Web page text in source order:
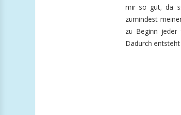
mir so gut, da
zumindest
zu Beginn jeder
Dadurch